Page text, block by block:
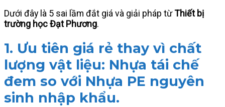
Dưới đây là 5 sai lầm đắt giá và giải pháp từThiết bị
trường học Đạt Phương.
1. Ưu tiên giá rẻ thay vì chất
lượng vật liệu: Nhựa tái chế
đem so với Nhựa PE nguyên
sinh nhập khẩu.